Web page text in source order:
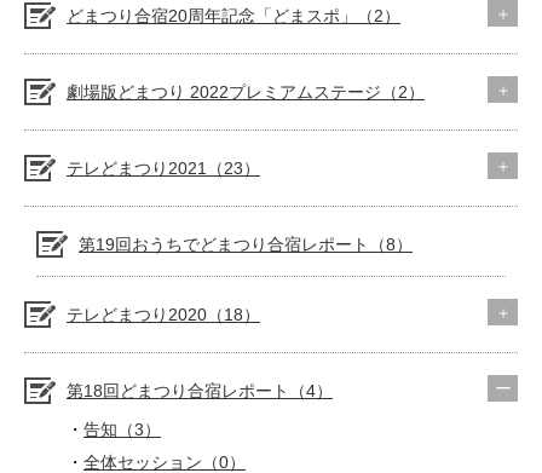
どまつり合宿20周年記念「どまスポ」（2）
劇場版どまつり 2022プレミアムステージ（2）
テレどまつり2021（23）
第19回おうちでどまつり合宿レポート（8）
テレどまつり2020（18）
第18回どまつり合宿レポート（4）
告知（3）
全体セッション（0）